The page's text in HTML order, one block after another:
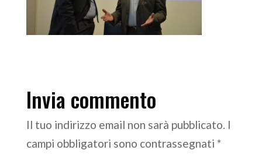
Invia commento
Il tuo indirizzo email non sarà pubblicato. I
campi obbligatori sono contrassegnati *